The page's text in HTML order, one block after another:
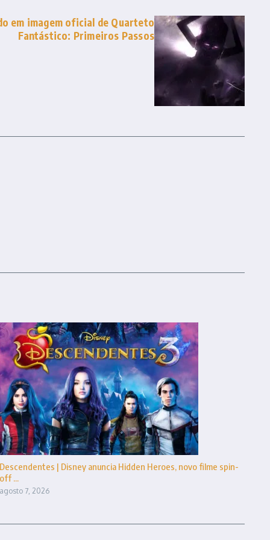
em imagem oficial de Quarteto
Fantástico: Primeiros Passos
Descendentes | Disney anuncia Hidden Heroes, novo filme spin-
off ...
agosto 7, 2026